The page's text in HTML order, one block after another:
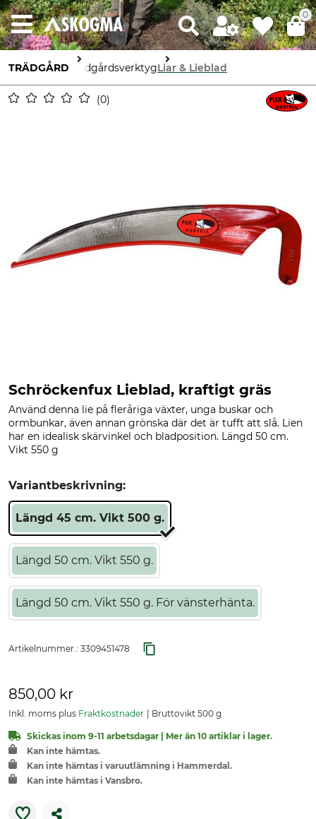
0
TRÄDGÅRD TrädgårdsverktygLiar & Lieblad
0
Schröckenfux Lieblad, kraftigt gräs
Använd denna lie på fleråriga växter, unga buskar och
ormbunkar, även annan grönska där det är tufft att slå. Lien
har en idealisk skärvinkel och bladposition. Längd 50 cm.
Vikt 550 g
Variantbeskrivning:
Längd 45 cm. Vikt 500 g.
Längd 50 cm. Vikt 550 g.
Längd 50 cm. Vikt 550 g. För vänsterhänta.
Artikelnummer.: 3309451478
850,00 kr
Inkl. moms plus Fraktkostnader Bruttovikt 500 g
Skickas inom 9-11 arbetsdagar | Mer än 10 artiklar i lager.
Kan inte hämtas.
Kan inte hämtas i varuutlämning i Hammerdal.
Kan inte hämtas i Vansbro.